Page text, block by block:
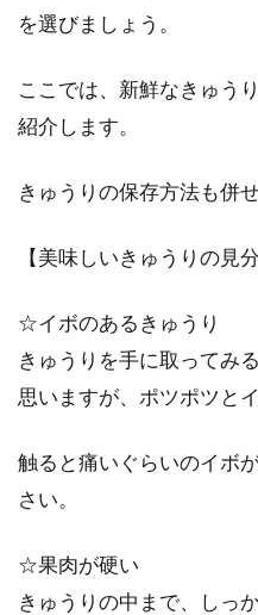
を選びましょう。
ここでは、新鮮なきゅう
紹介します。
きゅうりの保存方法も併
【美味しいきゅうりの見
☆イボのあるきゅうり
きゅうりを手に取ってみ
思いますが、ポツポツと
触ると痛いぐらいのイボ
さい。
☆果肉が硬い
きゅうりの中まで、しっ